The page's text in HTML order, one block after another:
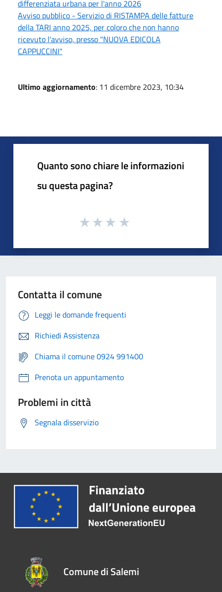
differenziata urbana per l'anno 2026
Avviso pubblico - Servizio di RISTAMPA delle fatture
della TARI anno 2025, per coloro che non hanno
ricevuto l'avviso, presso "NUOVA EDICOLA
CAPPUCCINI"
Ultimo aggiornamento: 11 dicembre 2023, 10:34
Quanto sono chiare le informazioni
su questa pagina?
Contatta il comune
Leggi le domande frequenti
Richiedi Assistenza
Chiama il comune 0924 991400
Prenota un appuntamento
Problemi in città
Segnala disservizio
Comune di Salemi